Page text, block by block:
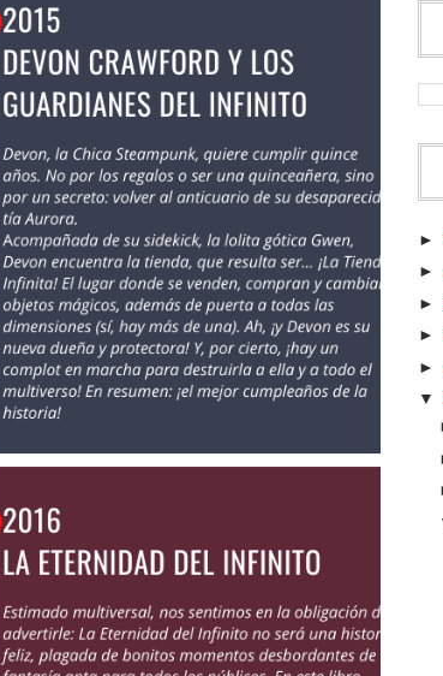
►
►
►
►
►
▼